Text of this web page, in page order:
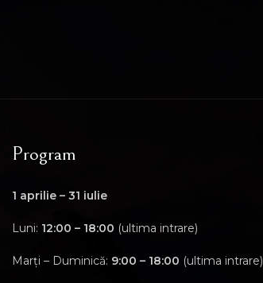
Program
1 aprilie – 31 iulie
Luni: 12:00 – 18:00 (ultima intrare)
Marți – Duminică: 9:00 – 18:00 (ultima intrare)